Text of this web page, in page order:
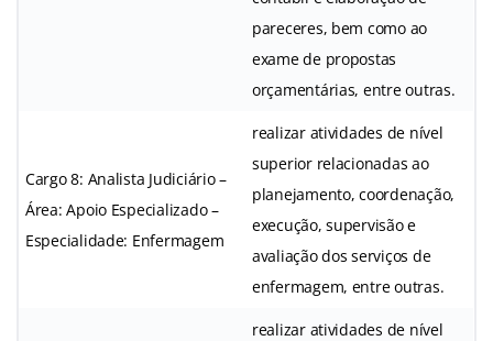
pareceres, bem como ao
exame de propostas
orçamentárias, entre outras.
Cargo 8: Analista Judiciário –
Área: Apoio Especializado –
Especialidade: Enfermagem
realizar atividades de nível
superior relacionadas ao
planejamento, coordenação,
execução, supervisão e
avaliação dos serviços de
enfermagem, entre outras.
realizar atividades de nível